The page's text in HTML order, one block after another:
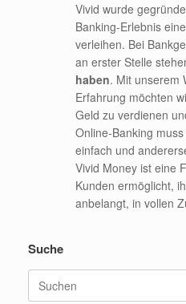
Vivid wurde
Banking-Erlebnis
verleihen. Bei
an erster Stelle
haben. Mit unserem
Erfahrung möchten
Geld zu verdienen
Online-Banking
einfach und
Vivid Money ist eine
Kunden ermöglicht,
anbelangt, in vollen
Suche
Suchen
nach: